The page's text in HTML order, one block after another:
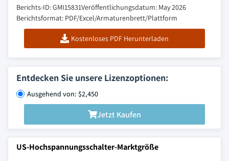
Berichts-ID: GMI15831Veröffentlichungsdatum: May 2026
Berichtsformat: PDF/Excel/Armaturenbrett/Plattform
Kostenloses PDF Herunterladen
Entdecken Sie unsere Lizenzoptionen:
Ausgehend von: $2,450
Jetzt Kaufen
US-Hochspannungsschalter-Marktgröße